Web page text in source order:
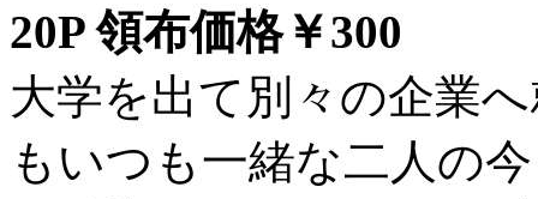
20P 領布価格￥300
大学を出て別々の企業
もいつも一緒な二人の